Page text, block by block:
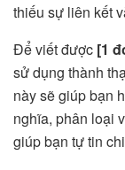
thiếu sự liên kết
Để viết được [1
sử dụng thành
này sẽ giúp bạn
nghĩa, phân loại
giúp bạn tự tin